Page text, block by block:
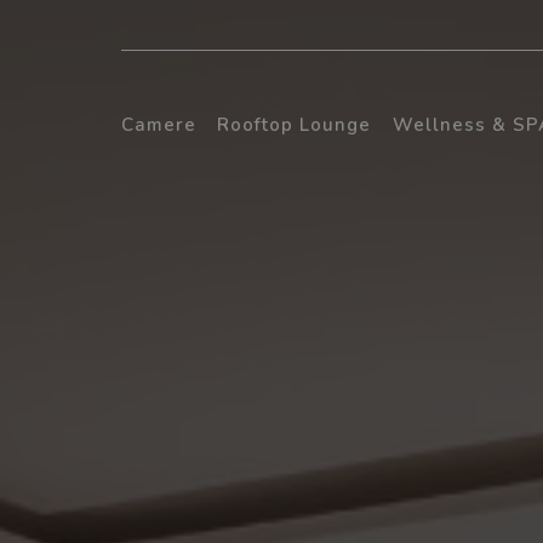
Camere Rooftop Lounge Wellness &